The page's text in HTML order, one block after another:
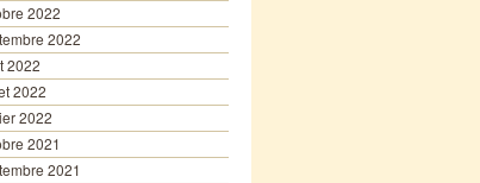
2022
2022
2022
2022
2022
2021
2021